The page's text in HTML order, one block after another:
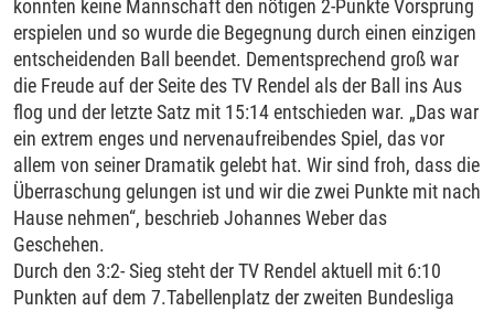
konnten keine Mannschaft den nötigen 2-Punkte Vorsprung
erspielen und so wurde die Begegnung durch einen einzigen
entscheidenden Ball beendet. Dementsprechend groß war
die Freude auf der Seite des TV Rendel als der Ball ins Aus
flog und der letzte Satz mit 15:14 entschieden war. „Das war
ein extrem enges und nervenaufreibendes Spiel, das vor
allem von seiner Dramatik gelebt hat. Wir sind froh, dass die
Überraschung gelungen ist und wir die zwei Punkte mit nach
Hause nehmen“, beschrieb Johannes Weber das
Geschehen.
Durch den 3:2- Sieg steht der TV Rendel aktuell mit 6:10
Punkten auf dem 7.Tabellenplatz der zweiten Bundesliga